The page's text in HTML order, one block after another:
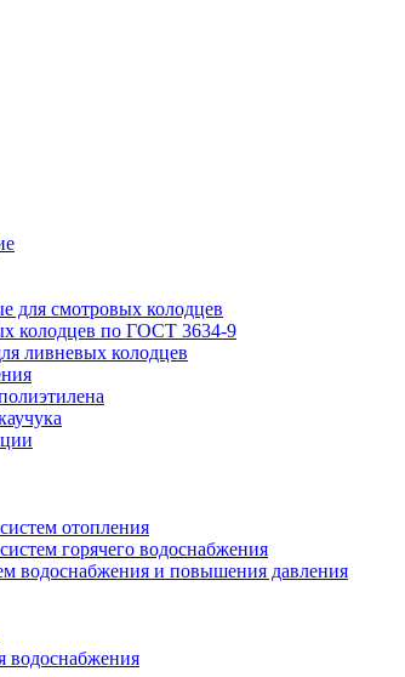
для смотровых колодцев
колодцев по ГОСТ 3634-9
ливневых колодцев
отопления
горячего водоснабжения
водоснабжения и повышения давления
водоснабжения